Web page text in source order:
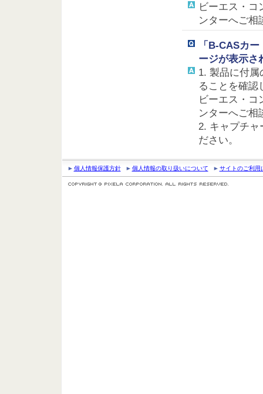
ビーエス・コ
ンターへご相
「B-CASカ
ージが表示さ
1. 製品に付属
ることを確認
ビーエス・コ
ンターへご相
2. キャプチャ
ださい。
個人情報保護方針 個人情報の取り扱いについて サイトのご利用